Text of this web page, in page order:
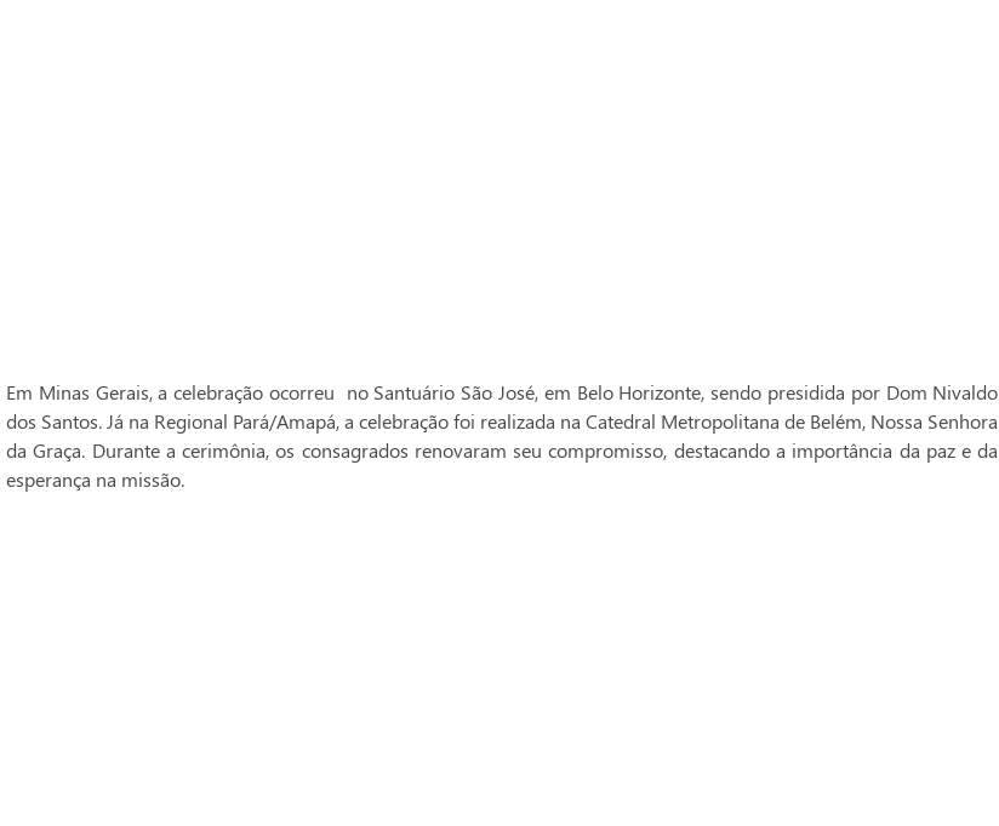
Em Minas Gerais, a celebração ocorreu no Santuário São José, em Belo Horizonte, sendo presidida por Dom Nivaldo
dos Santos. Já na Regional Pará/Amapá, a celebração foi realizada na Catedral Metropolitana de Belém, Nossa Senhora
da Graça. Durante a cerimônia, os consagrados renovaram seu compromisso, destacando a importância da paz e da
esperança na missão.